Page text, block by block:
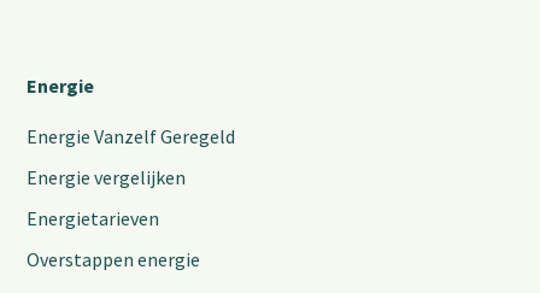
Energie
Energie Vanzelf Geregeld
Energie vergelijken
Energietarieven
Overstappen energie